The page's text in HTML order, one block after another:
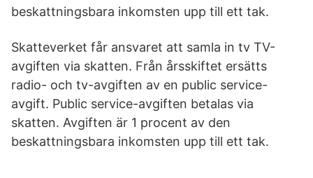
beskattningsbara inkomsten upp till ett tak.
Skatteverket får ansvaret att samla in tv TV-
avgiften via skatten. Från årsskiftet ersätts
radio- och tv-avgiften av en public service-
avgift. Public service-avgiften betalas via
skatten. Avgiften är 1 procent av den
beskattningsbara inkomsten upp till ett tak.